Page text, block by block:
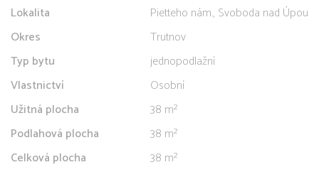
Lokalita
Pietteho nám., Svoboda nad Úpou
Okres
Trutnov
Typ bytu
jednopodlažní
Vlastnictví
Osobní
Užitná plocha
38 m²
Podlahová plocha
38 m²
Celková plocha
38 m²